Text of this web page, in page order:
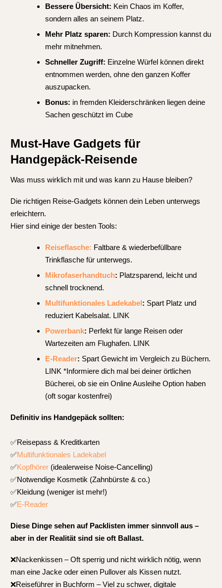
Bessere Übersicht: Kein Chaos im Koffer,
sondern alles an seinem Platz.
Mehr Platz sparen: Durch Kompression kannst du
mehr mitnehmen.
Schneller Zugriff: Einzelne Würfel können direkt
entnommen werden, ohne den ganzen Koffer
auszupacken.
Bonus: in fremden Kleiderschränken liegen deine
Sachen geschützt im Cube
Must-Have Gadgets für
Handgepäck-Reisende
Was muss wirklich mit und was kann zu Hause bleiben?
Die richtigen Reise-Gadgets können dein Leben unterwegs
erleichtern.
Hier sind einige der besten Tools:
Reiseflasche: Faltbare & wiederbefüllbare
Trinkflasche für unterwegs.
Mikrofaserhandtuch: Platzsparend, leicht und
schnell trocknend.
Multifunktionales Ladekabel: Spart Platz und
reduziert Kabelsalat. LINK
Powerbank: Perfekt für lange Reisen oder
Wartezeiten am Flughafen. LINK
E-Reader: Spart Gewicht im Vergleich zu Büchern.
LINK *Informiere dich mal bei deiner örtlichen
Bücherei, ob sie ein Online Ausleihe Option haben
(oft sogar kostenfrei)
Definitiv ins Handgepäck sollten:
✅Reisepass & Kreditkarten
✅Multifunktionales Ladekabel
✅Kopfhörer (idealerweise Noise-Cancelling)
✅Notwendige Kosmetik (Zahnbürste & co.)
✅Kleidung (weniger ist mehr!)
✅E-Reader
Diese Dinge sehen auf Packlisten immer sinnvoll aus –
aber in der Realität sind sie oft Ballast.
❌Nackenkissen – Oft sperrig und nicht wirklich nötig, wenn
man eine Jacke oder einen Pullover als Kissen nutzt.
❌Reiseführer in Buchform – Viel zu schwer, digitale